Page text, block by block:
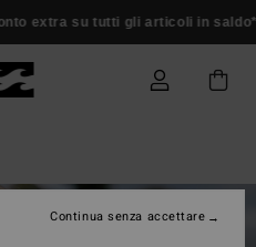
extra su tutti gli articoli in saldo*
Continua senza accettare